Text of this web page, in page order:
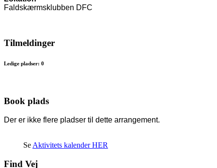
Faldskærmsklubben DFC
Tilmeldinger
Ledige pladser: 0
Book plads
Der er ikke flere pladser til dette arrangement.
Se Aktivitets kalender HER
Find Vej